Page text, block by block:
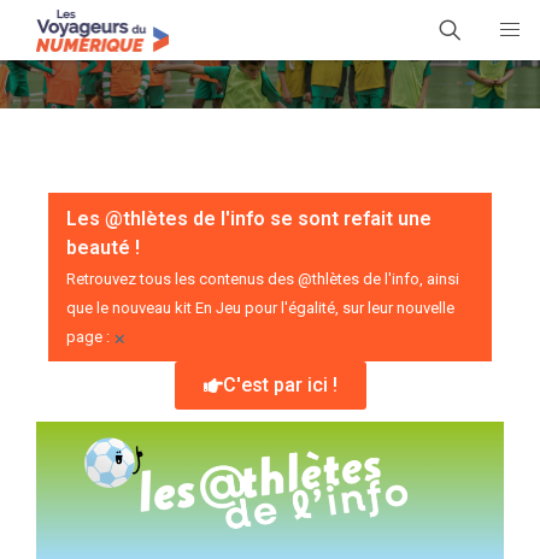
Les @thlètes de l'info se sont refait une
beauté !
Retrouvez tous les contenus des @thlètes de l'info, ainsi
que le nouveau kit En Jeu pour l'égalité, sur leur nouvelle
page : ×
C'est par ici !